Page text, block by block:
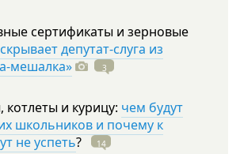
сертификаты и зерновые
скрывает депутат-слуга из
мешалка»
3
и курицу: чем будут
школьников и почему к
не успеть? 14